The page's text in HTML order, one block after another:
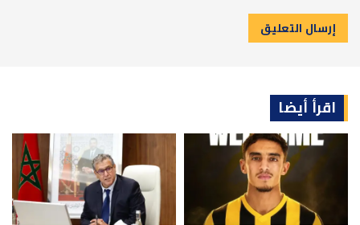
اقرأ أيضا